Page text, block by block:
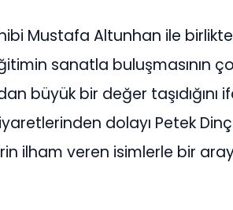
Mustafa Altunhan ile birlikte
sanatla buluşmasının
büyük bir değer taşıdığını
dolayı Petek
ilham veren isimlerle bir